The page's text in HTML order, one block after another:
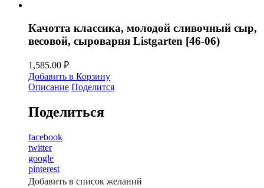
Качотта классика, молодой сливочный сыр,
весовой, сыроварня Listgarten [46-06)
1,585.00 ₽
Добавить в Корзину
Описание Поделится
Поделиться
facebook
twitter
google
pinterest
Добавить в список желаний